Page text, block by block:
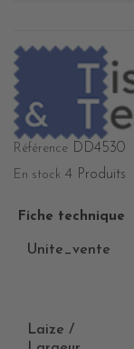
Référence DD4530
En stock 4 Produits
Fiche technique
Unite_vente
Laize /